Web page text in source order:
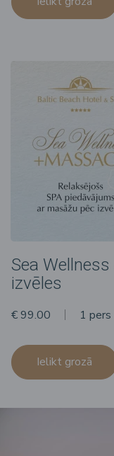
Sea
izvēles
€ 99.00 1 pers
Ielikt grozā